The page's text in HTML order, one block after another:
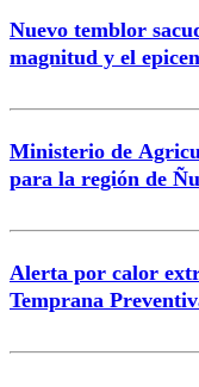
Nuevo temblor
magnitud y el
Ministerio de
para la región de
Alerta por calor
Temprana